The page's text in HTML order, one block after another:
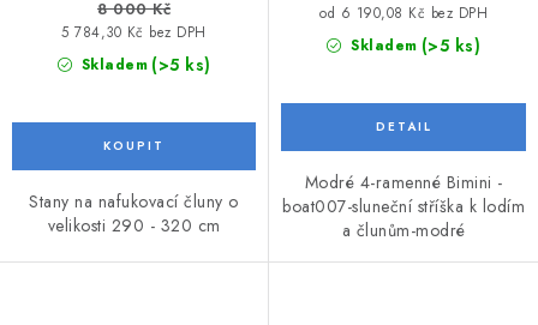
Skladem (>5 ks)
5 784,30 Kč bez DPH
8 000 Kč
Stany na nafukovací čluny o
velikosti 290 - 320 cm
Skladem (>5 ks)
od 6 190,08 Kč bez DPH
Modré 4-ramenné Bimini -
boat007-sluneční stříška k lodím
a člunům-modré